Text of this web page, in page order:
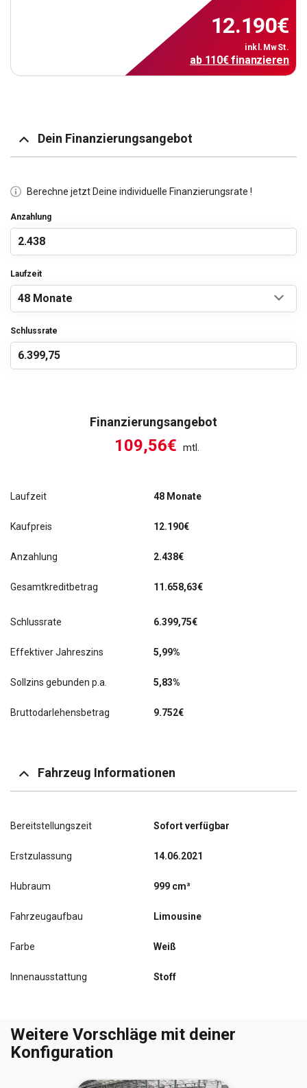
12.190€
inkl.MwSt.
ab 110€finanzieren
Dein Finanzierungsangebot
Berechne jetzt Deine individuelle Finanzierungsrate !
Anzahlung
Laufzeit
Schlussrate
Finanzierungsangebot
109,56€ mtl.
Laufzeit 48 Monate
Kaufpreis 12.190€
Anzahlung 2.438€
Gesamtkreditbetrag 11.658,63€
Schlussrate 6.399,75€
Effektiver Jahreszins 5,99%
Sollzins gebunden p.a. 5,83%
Bruttodarlehensbetrag 9.752€
Fahrzeug Informationen
Bereitstellungszeit Sofort verfügbar
Erstzulassung 14.06.2021
Hubraum 999 cm³
Fahrzeugaufbau Limousine
Farbe Weiß
Innenausstattung Stoff
Weitere Vorschläge mit deiner
Konfiguration